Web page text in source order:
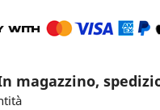
magazzino,